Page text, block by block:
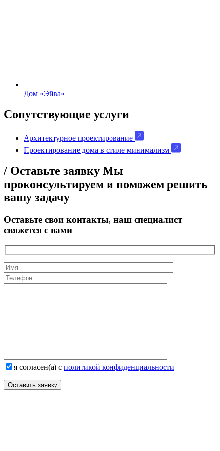
Дом «Эйва»
Сопутствующие услуги
Архитектурное проектирование
Проектирование дома в стиле минимализм
/ Оставьте заявку Мы
проконсультируем и поможем решить
вашу задачу
Оставьте свои контакты, наш специалист
свяжется с вами
я согласен(а) с политикой конфиденциальности